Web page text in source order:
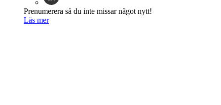
Prenumerera så du inte missar något nytt!
Läs mer